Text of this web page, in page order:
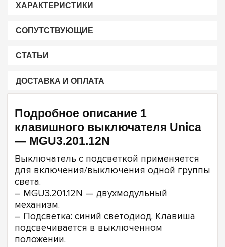
ХАРАКТЕРИСТИКИ
СОПУТСТВУЮЩИЕ
СТАТЬИ
ДОСТАВКА И ОПЛАТА
Подробное описание 1
клавишного выключателя Unica
— MGU3.201.12N
Выключатель с подсветкой применяется
для включения/выключения одной группы
света.
– MGU3.201.12N — двухмодульный
механизм.
– Подсветка: синий светодиод. Клавиша
подсвечивается в выключенном
положении.